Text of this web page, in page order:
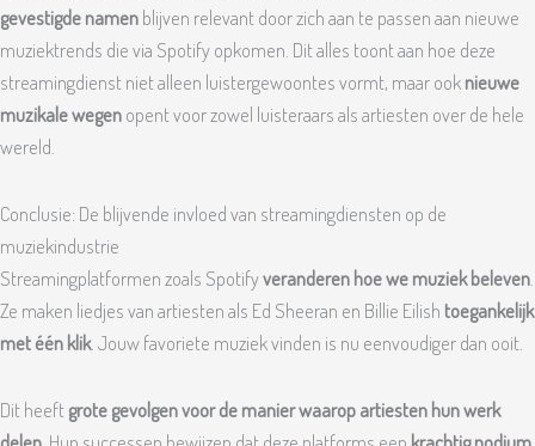
gevestigde namenblijven relevant door zich aan te passen aan nieuwe
muziektrends die via Spotify opkomen. Dit alles toont aan hoe deze
streamingdienst niet alleen luistergewoontes vormt, maar ooknieuwe
muzikale wegenopent voor zowel luisteraars als artiesten over de hele
wereld.
Conclusie: De blijvende invloed van streamingdiensten op de
muziekindustrie
Streamingplatformen zoals Spotifyveranderen hoe we muziek beleven
Ze maken liedjes van artiesten als Ed Sheeran en Billie Eilish toegankelijk
met één klik. Jouw favoriete muziek vinden is nu eenvoudiger dan ooit.
Dit heeftgrote gevolgen voor de manier waarop artiesten hun werk